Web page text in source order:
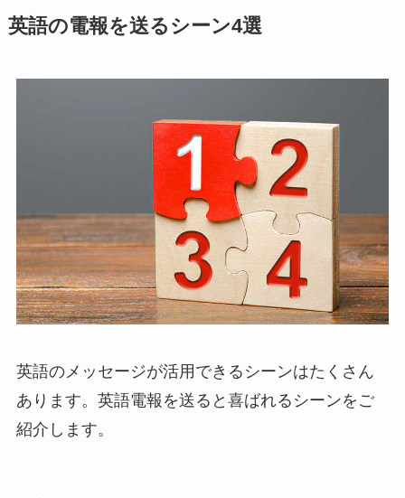
英語の電報を送るシーン4選
英語のメッセージが活用できるシーンはたくさん
あります。英語電報を送ると喜ばれるシーンをご
紹介します。